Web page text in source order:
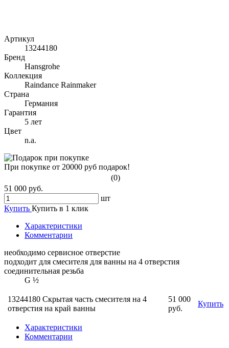
Артикул
13244180
Бренд
Hansgrohe
Коллекция
Raindance Rainmaker
Страна
Германия
Гарантия
5 лет
Цвет
n.a.
При покупке от 20000 руб подарок!
(0)
51 000 руб.
шт
Купить Купить в 1 клик
Характеристики
Комментарии
необходимо сервисное отверстие
подходит для смесителя для ванны на 4 отверстия
соединительная резьба
G ½
13244180 Скрытая часть смесителя на 4
отверстия на край ванны
51 000
руб.
Купить
Характеристики
Комментарии